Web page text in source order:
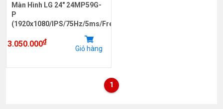
Màn Hình LG 24" 24MP59G-
P
(1920x1080/IPS/75Hz/5ms/FreeSync)
3.050.000₫
Giỏ hàng
1